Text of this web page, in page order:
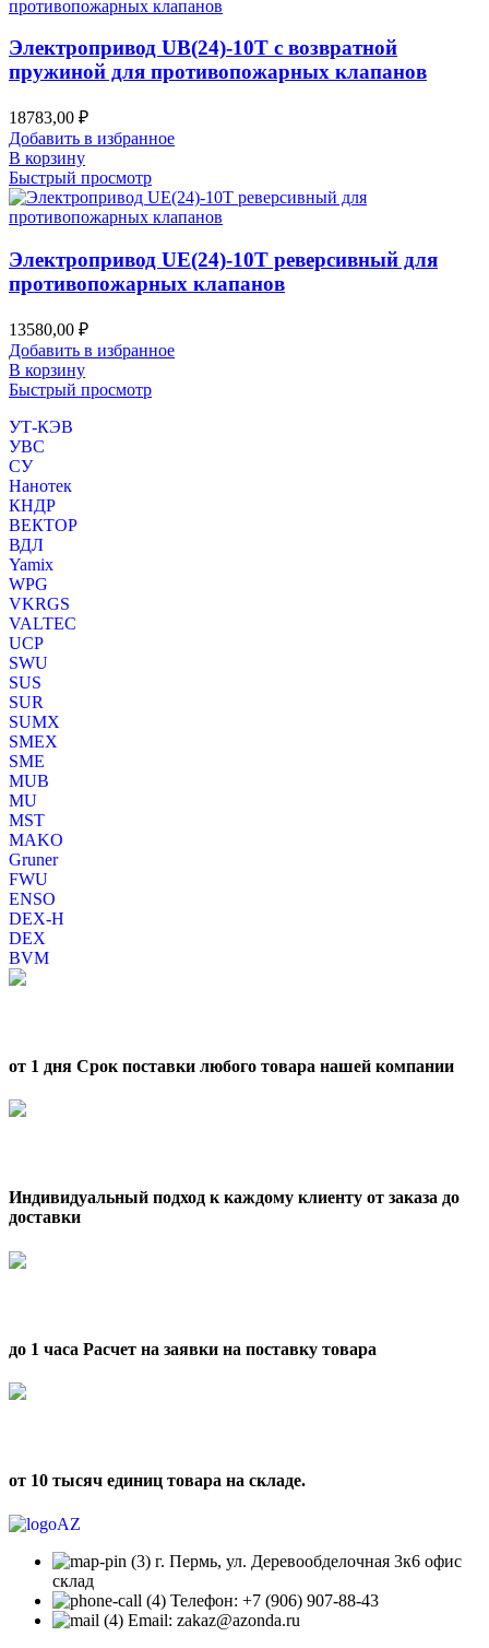
Электропривод UB(24)-10T с возвратной
пружиной для противопожарных клапанов
18783,00 ₽
Добавить в избранное
В корзину
Быстрый просмотр
Электропривод UE(24)-10T реверсивный для
противопожарных клапанов
13580,00 ₽
Добавить в избранное
В корзину
Быстрый просмотр
УТ-КЭВ
УВС
СУ
Нанотек
КНДР
ВЕКТОР
ВДЛ
Yamix
WPG
VKRGS
VALTEC
UCP
SWU
SUS
SUR
SUMX
SMEX
SME
MUB
MU
MST
MAKO
Gruner
FWU
ENSO
DEX-H
DEX
BVM
от 1 дня Срок поставки любого товара нашей компании
Индивидуальный подход к каждому клиенту от заказа до
доставки
до 1 часа Расчет на заявки на поставку товара
от 10 тысяч единиц товара на складе.
г. Пермь, ул. Деревообделочная 3к6 офис
склад
Телефон: +7 (906) 907-88-43
Email: zakaz@azonda.ru